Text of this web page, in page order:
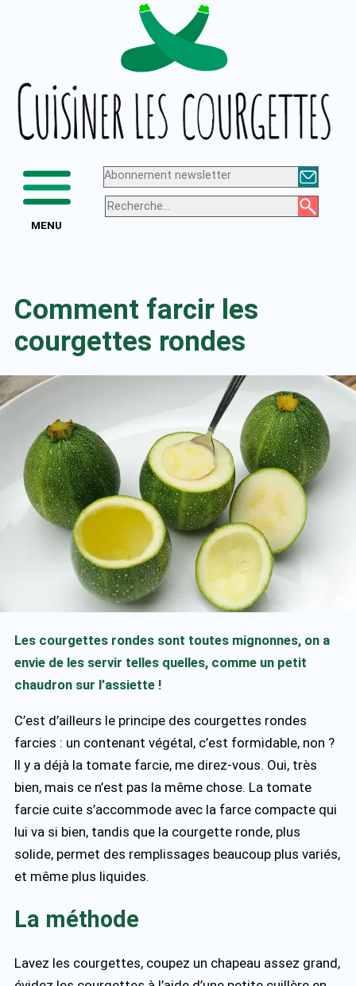
courgettes
MENU
Abonnement newsletter
Comment farcir les
courgettes rondes
Les courgettes rondes sont toutes mignonnes, on a
envie de les servir telles quelles, comme un petit
chaudron sur l’assiette !
C’est d’ailleurs le principe des courgettes rondes
farcies : un contenant végétal, c’est formidable, non ?
Il y a déjà la tomate farcie, me direz-vous. Oui, très
bien, mais ce n’est pas la même chose. La tomate
farcie cuite s’accommode avec la farce compacte qui
lui va si bien, tandis que la courgette ronde, plus
solide, permet des remplissages beaucoup plus variés,
et même plus liquides.
La méthode
Lavez les courgettes, coupez un chapeau assez grand,